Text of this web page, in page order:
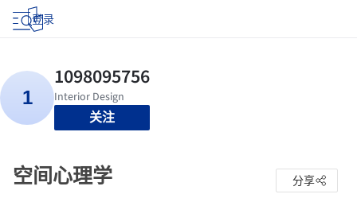
登录
关注
空间心理学 分享